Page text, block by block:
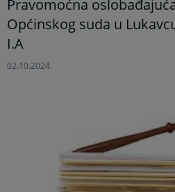
Pravomoćna
Općinskog suda u
I.A
02.10.2024.